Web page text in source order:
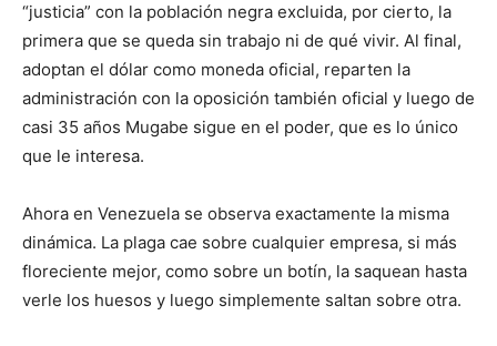
“justicia” con la población negra excluida, por cierto, la
primera que se queda sin trabajo ni de qué vivir. Al final,
adoptan el dólar como moneda oficial, reparten la
administración con la oposición también oficial y luego de
casi 35 años Mugabe sigue en el poder, que es lo único
que le interesa.
Ahora en Venezuela se observa exactamente la misma
dinámica. La plaga cae sobre cualquier empresa, si más
floreciente mejor, como sobre un botín, la saquean hasta
verle los huesos y luego simplemente saltan sobre otra.